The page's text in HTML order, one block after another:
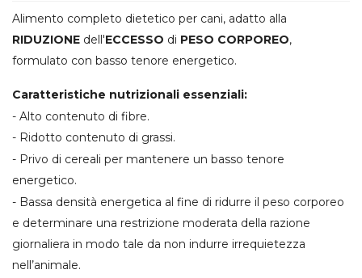
Alimento completo dietetico per cani, adatto alla
RIDUZIONE dell'ECCESSO di PESO CORPOREO,
formulato con basso tenore energetico.
Caratteristiche nutrizionali essenziali:
- Alto contenuto di fibre.
- Ridotto contenuto di grassi.
- Privo di cereali per mantenere un basso tenore
energetico.
- Bassa densità energetica al fine di ridurre il peso corporeo
e determinare una restrizione moderata della razione
giornaliera in modo tale da non indurre irrequietezza
nell’animale.